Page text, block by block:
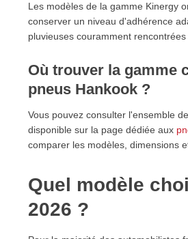
Les modèles de la gamme Kinergy
conserver un niveau d'adhérence
pluvieuses couramment
Où trouver la gamme
pneus Hankook ?
Vous pouvez consulter l'ensemble
disponible sur la page dédiée aux
comparer les modèles, dimensions
Quel modèle
2026 ?